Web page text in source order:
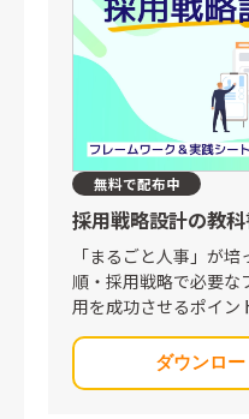
無料で配布中
採用戦略設計の教
「まるごと人事」が
順・採用戦略で必要な
用を成功させるポイン
ダウンロー